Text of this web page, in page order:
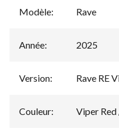
Modèle: Rave
Année: 2025
Version: Rave RE
Couleur: Viper